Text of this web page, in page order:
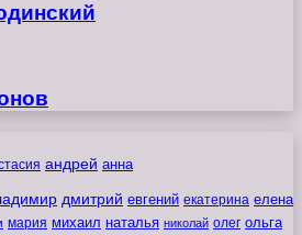
андрей анна
дмитрий евгений екатерина елена
мария михаил наталья николай олег ольга